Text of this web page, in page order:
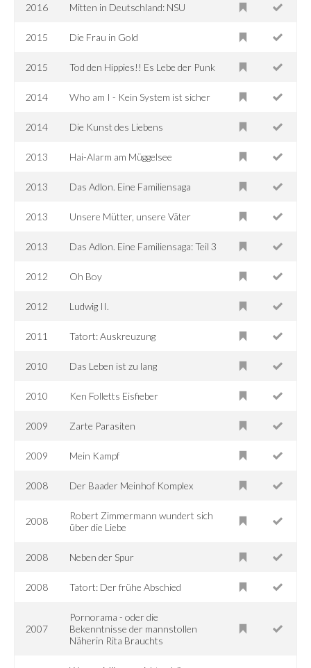
2016 Mitten in Deutschland: NSU
2015 Die Frau in Gold
2015 Tod den Hippies!! Es Lebe der Punk
2014 Who am I - Kein System ist sicher
2014 Die Kunst des Liebens
2013 Hai-Alarm am Müggelsee
2013 Das Adlon. Eine Familiensaga
2013 Unsere Mütter, unsere Väter
2013 Das Adlon. Eine Familiensaga: Teil 3
2012 Oh Boy
2012 Ludwig II.
2011 Tatort: Auskreuzung
2010 Das Leben ist zu lang
2010 Ken Folletts Eisfieber
2009 Zarte Parasiten
2009 Mein Kampf
2008 Der Baader Meinhof Komplex
2008
Robert Zimmermann wundert sich
über die Liebe
2008 Neben der Spur
2008 Tatort: Der frühe Abschied
2007
Pornorama - oder die
Bekenntnisse der mannstollen
Näherin Rita Brauchts